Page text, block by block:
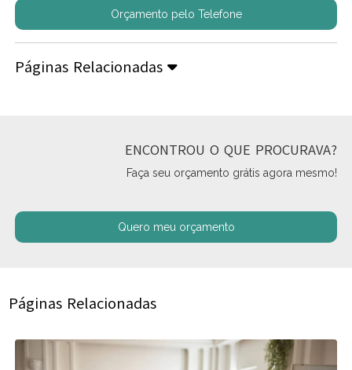
Orçamento pelo Telefone
Páginas Relacionadas
ENCONTROU O QUE PROCURAVA?
Faça seu orçamento grátis agora mesmo!
Quero meu orçamento
Páginas Relacionadas